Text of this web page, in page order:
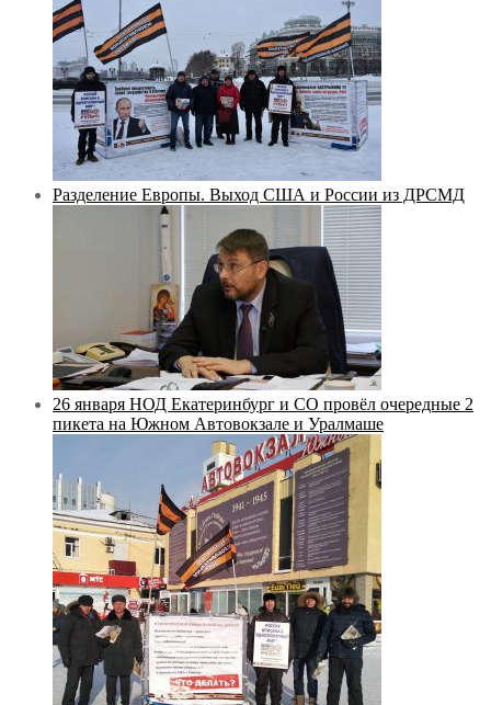
Разделение Европы. Выход США и России из ДРСМД
26 января НОД Екатеринбург и СО провёл очередные 2
пикета на Южном Автовокзале и Уралмаше